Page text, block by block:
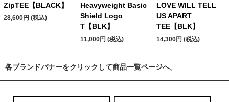
ZipTEE【BLACK】
28,600円 (税込)
Heavyweight Basic
Shield Logo
T【BLK】
11,000円 (税込)
LOVE WILL TELL
US APART
TEE【BLK】
14,300円 (税込)
各ブランドバナーをクリックして商品一覧ページへ。